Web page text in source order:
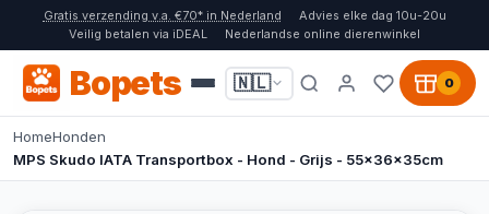
Gratis verzending v.a. €70* in Nederland
Advies elke dag 10u-20u
Veilig betalen via iDEAL
Nederlandse online dierenwinkel
Bopets 🇳🇱 0
HomeHonden
MPS Skudo IATA Transportbox - Hond - Grijs - 55x36x35cm